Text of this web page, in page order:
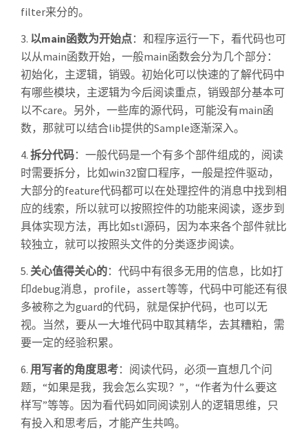
filter来分的。
3. 以main函数为开始点：和程序运行一下，看代码也可
以从main函数开始，一般main函数会分为几个部分：
初始化，主逻辑，销毁。初始化可以快速的了解代码中
有哪些模块，主逻辑为今后阅读重点，销毁部分基本可
以不care。另外，一些库的源代码，可能没有main函
数，那就可以结合lib提供的Sample逐渐深入。
4. 拆分代码：一般代码是一个有多个部件组成的，阅读
时需要拆分，比如win32窗口程序，一般是控件驱动，
大部分的feature代码都可以在处理控件的消息中找到相
应的线索，所以就可以按照控件的功能来阅读，逐步到
具体实现方法，再比如stl源码，因为本来各个部件就比
较独立，就可以按照头文件的分类逐步阅读。
5. 关心值得关心的：代码中有很多无用的信息，比如打
印debug消息，profile，assert等等，代码中可能还有很
多被称之为guard的代码，就是保护代码，也可以无
视。当然，要从一大堆代码中取其精华，去其糟粕，需
要一定的经验积累。
6. 用写者的角度思考：阅读代码，必须一直想几个问
题，“如果是我，我会怎么实现？”，“作者为什么要这
样写”等等。因为看代码如同阅读别人的逻辑思维，只
有投入和思考后，才能产生共鸣。